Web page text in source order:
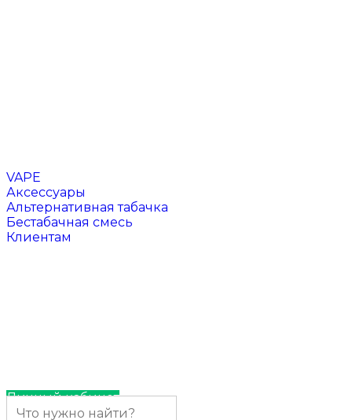
VAPE
Аксессуары
Альтернативная табачка
Бестабачная смесь
Клиентам
Личный кабинет